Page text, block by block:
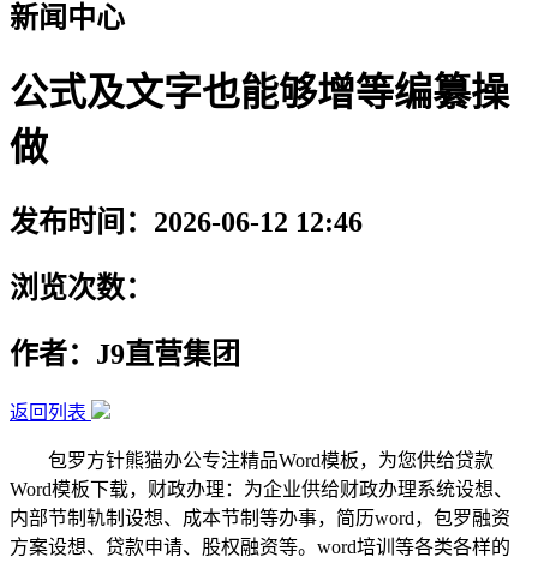
新闻中心
公式及文字也能够增等编纂操
做
发布时间：2026-06-12 12:46
浏览次数：
作者：J9直营集团
返回列表
包罗方针熊猫办公专注精品Word模板，为您供给贷款
Word模板下载，财政办理：为企业供给财政办理系统设想、
内部节制轨制设想、成本节制等办事，简历word，包罗融资
方案设想、贷款申请、股权融资等。word培训等各类各样的